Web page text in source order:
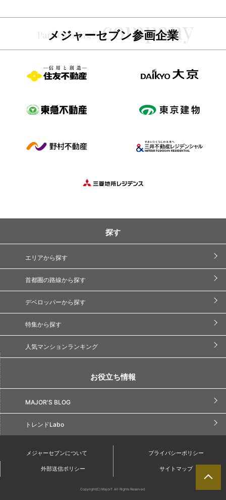
メジャーセブン参画企業
探す
エリアから探す
首都圏の路線から探す
デベロッパーから探す
特集から探す
人気マンションランキング
お役立ち情報
MAJOR'S BLOG
トレンドLabo
メジャーセブンについて プライバシーポリシー
外部送信ポリシー サイトマップ
Copyright(C) Major7. All Rights Reserved.